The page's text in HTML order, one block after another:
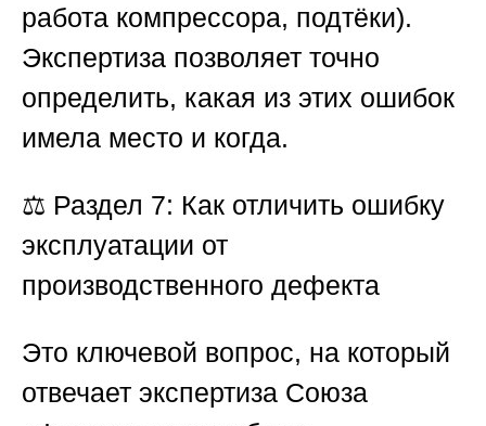
работа компрессора, подтёки).
Экспертиза позволяет точно
определить, какая из этих ошибок
имела место и когда.
⚖️ Раздел 7: Как отличить ошибку
эксплуатации от
производственного дефекта
Это ключевой вопрос, на который
отвечает экспертиза Союза